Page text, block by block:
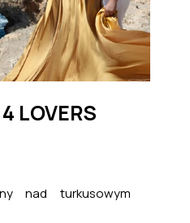
LOVERS
nad turkusowym